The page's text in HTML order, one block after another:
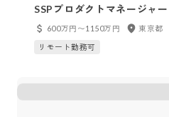
SSPプロダクトマネージャ
バー）
600万円〜1150万円
東京都
リモート勤務可